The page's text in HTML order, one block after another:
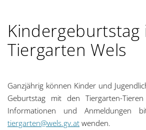
Kindergeburtstag
Tiergarten Wels
Ganzjährig können Kinder und
Geburtstag mit den Tiergarten-
Informationen und Anmeldungen
tiergarten@wels.gv.at wenden.